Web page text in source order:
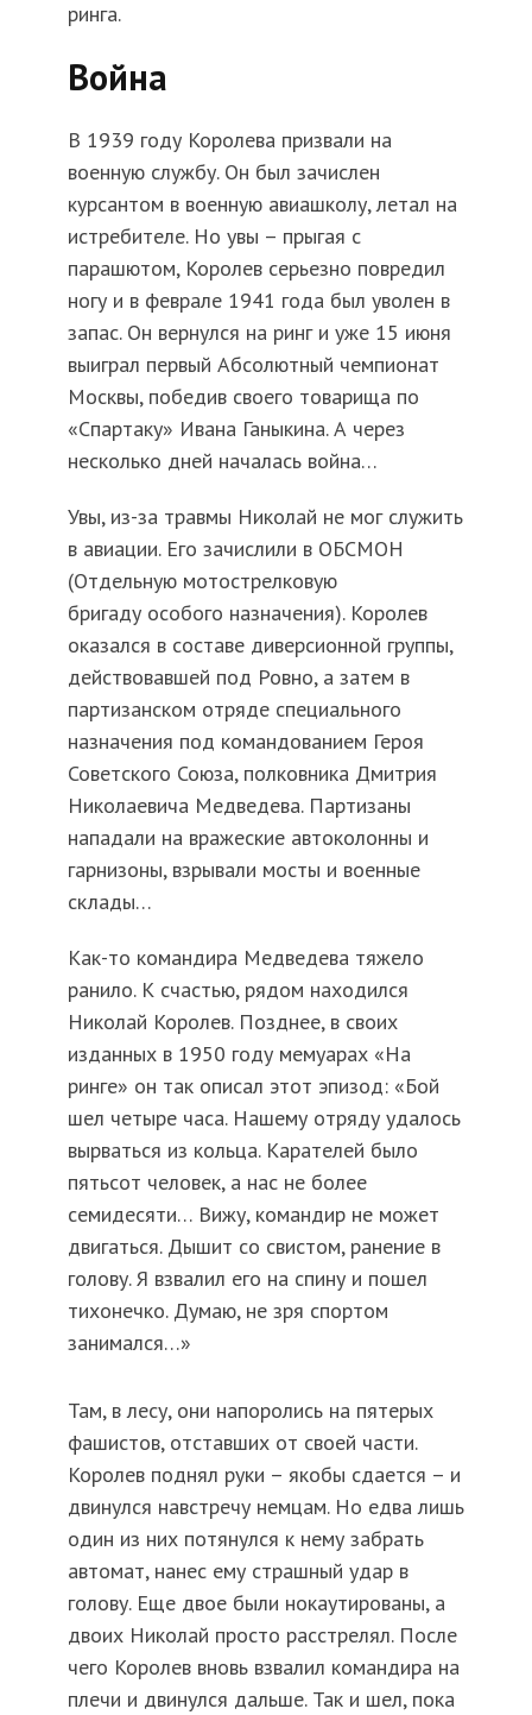
ринга.
Война
В 1939 году Королева призвали на
военную службу. Он был зачислен
курсантом в военную авиашколу, летал на
истребителе. Но увы – прыгая с
парашютом, Королев серьезно повредил
ногу и в феврале 1941 года был уволен в
запас. Он вернулся на ринг и уже 15 июня
выиграл первый Абсолютный чемпионат
Москвы, победив своего товарища по
«Спартаку» Ивана Ганыкина. А через
несколько дней началась война…
Увы, из-за травмы Николай не мог служить
в авиации. Его зачислили в ОБСМОН
(Отдельную мотострелковую
бригаду особого назначения). Королев
оказался в составе диверсионной группы,
действовавшей под Ровно, а затем в
партизанском отряде специального
назначения под командованием Героя
Советского Союза, полковника Дмитрия
Николаевича Медведева. Партизаны
нападали на вражеские автоколонны и
гарнизоны, взрывали мосты и военные
склады…
Как-то командира Медведева тяжело
ранило. К счастью, рядом находился
Николай Королев. Позднее, в своих
изданных в 1950 году мемуарах «На
ринге» он так описал этот эпизод: «Бой
шел четыре часа. Нашему отряду удалось
вырваться из кольца. Карателей было
пятьсот человек, а нас не более
семидесяти… Вижу, командир не может
двигаться. Дышит со свистом, ранение в
голову. Я взвалил его на спину и пошел
тихонечко. Думаю, не зря спортом
занимался…»
Там, в лесу, они напоролись на пятерых
фашистов, отставших от своей части.
Королев поднял руки – якобы сдается – и
двинулся навстречу немцам. Но едва лишь
один из них потянулся к нему забрать
автомат, нанес ему страшный удар в
голову. Еще двое были нокаутированы, а
двоих Николай просто расстрелял. После
чего Королев вновь взвалил командира на
плечи и двинулся дальше. Так и шел, пока